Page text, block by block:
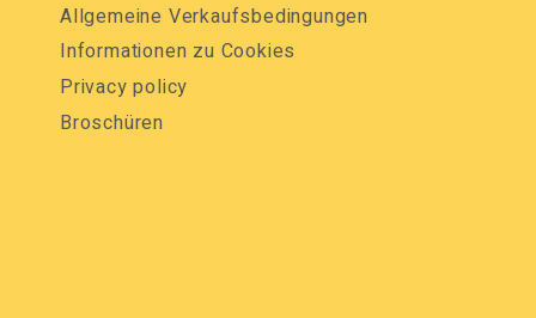
Allgemeine Verkaufsbedingungen
Informationen zu Cookies
Privacy policy
Broschüren